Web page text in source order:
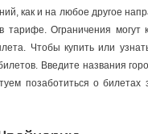
как и на любое другое
Ограничения могут
Чтобы купить или
Введите названия
позаботиться о